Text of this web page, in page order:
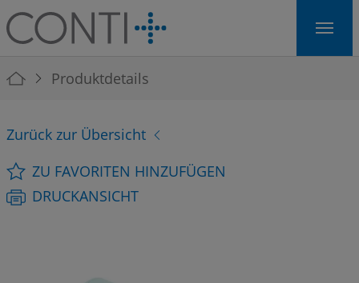
Skip to main navigation
Skip to main content
Skip to page footer
You are here:
Produktdetails
Zurück zur Übersicht
ZU FAVORITEN HINZUFÜGEN
DRUCKANSICHT